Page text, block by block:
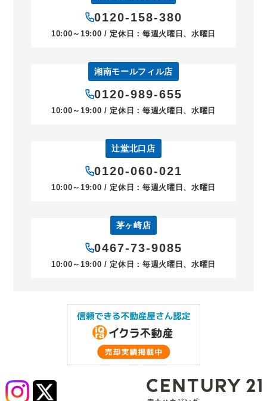
0120-158-380
10:00～19:00 / 定休日：毎週火曜日、水曜日
湘南モールフィル店
0120-989-655
10:00～19:00 / 定休日：毎週火曜日、水曜日
辻堂北口店
0120-060-021
10:00～19:00 / 定休日：毎週火曜日、水曜日
茅ヶ崎店
0467-73-9085
10:00～19:00 / 定休日：毎週火曜日、水曜日